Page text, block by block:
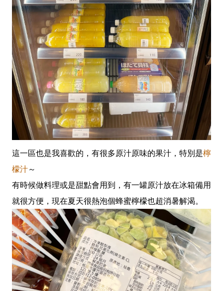
這一區也是我喜歡的，有很多原汁原味的果汁，特別是檸
檬汁～
有時候做料理或是甜點會用到，有一罐原汁放在冰箱備用
就很方便，現在夏天很熱泡個蜂蜜檸檬也超消暑解渴。